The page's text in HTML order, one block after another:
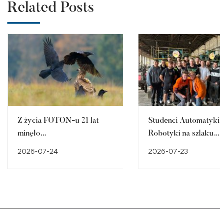
Related Posts
Z życia FOTON-u 21 lat
minęło…
2026-07-24
Studenci
Robotyki na szlaku
2026-07-23